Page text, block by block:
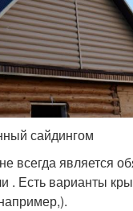
сайдингом
всегда является
. Есть варианты